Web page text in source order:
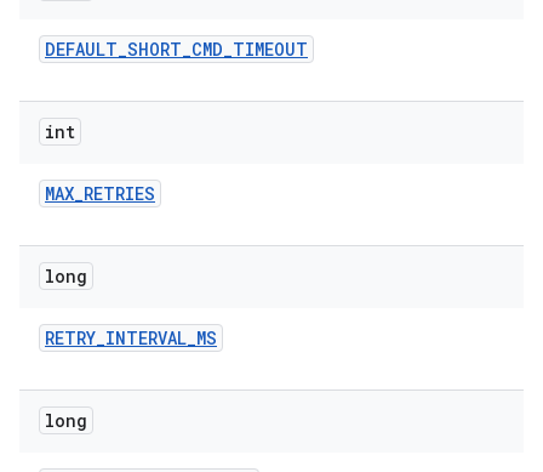
DEFAULT_SHORT_CMD_TIMEOUT
int
MAX_RETRIES
long
RETRY_INTERVAL_MS
long